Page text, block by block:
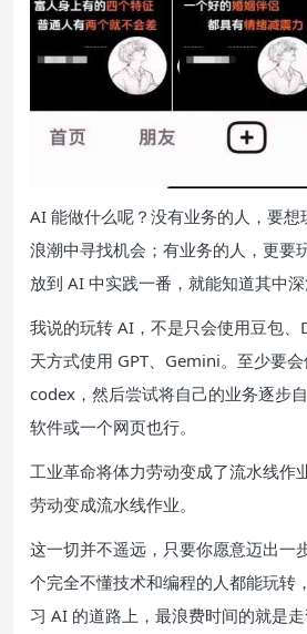
AI 能做什么呢？没有业务的人，要
浪潮中寻找机会；有业务的人，更要
放到 AI 中实践一番，就能知道其中深
我说的玩转 AI，不是只会使用豆包、
天方式使用 GPT、Gemini。至少要
codex，然后尝试将自己的业务逐步
软件或一个网页也行。
工业革命将体力劳动变成了流水线作
劳动变成流水线作业。
这一切并不遥远，只要你愿意迈出一
个完全不懂技术和编程的人都能玩转
习 AI 的道路上，最浪费时间的就是